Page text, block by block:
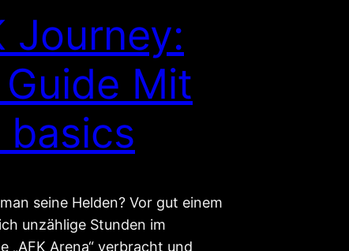
Journey:
Mit
basics
seine Helden? Vor gut einem
unzählige Stunden im
„AFK Arena“ verbracht und